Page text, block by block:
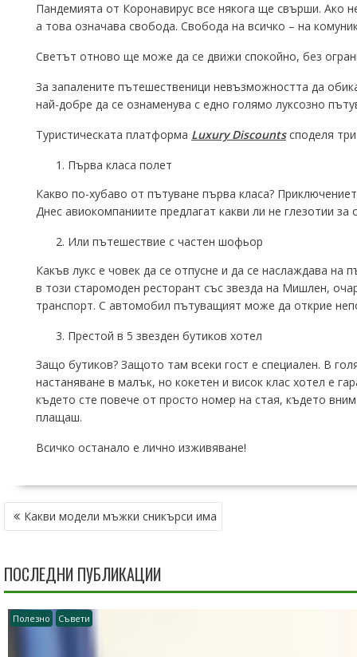
Пандемията от Коронавирус все някога ще свърши. Ако
а това означава свобода. Свобода на всичко – на
Светът отново ще може да се движи спокойно, без
За запалените пътешественици невъзможността да
най-добре да се ознаменува с едно голямо луксозно
Туристическата платформа Luxury Discountsсподеля
Първа класа полет
Какво по-хубаво от пътуване първа класа?
Днес авиокомпаниите предлагат какви ли не глезотии
Или пътешествие с частен шофьор
Какъв лукс е човек да се отпусне и да се наслаждава
в този старомоден ресторант със звезда на Мишлен,
транспорт. С автомобил пътуващият може да открие
Престой в 5 звезден бутиков хотел
Защо бутиков? Защото там всеки гост е специален. В
настаняване в малък, но кокетен и висок клас хотел е
където сте повече от просто номер на стая, където
плащаш.
Всичко останало е лично изживяване!
НАВИГАЦИЯ
Какви модели мъжки сникърси има
ПОСЛЕДНИ ПУБЛИКАЦИИ
Полезно Съвети